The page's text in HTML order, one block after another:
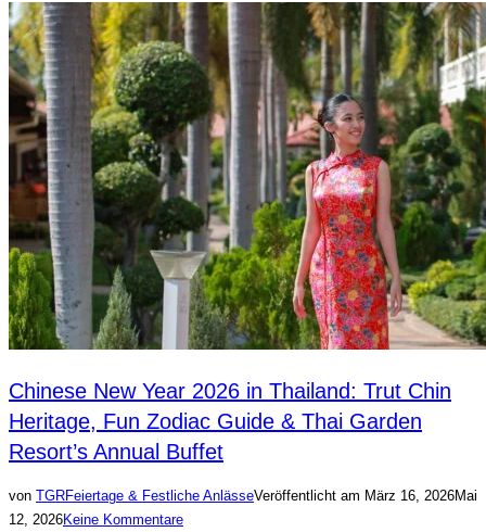
Chinese New Year 2026 in Thailand: Trut Chin
Heritage, Fun Zodiac Guide & Thai Garden
Resort’s Annual Buffet
von TGRFeiertage & Festliche AnlässeVeröffentlicht am März 16, 2026Mai
12, 2026Keine Kommentare